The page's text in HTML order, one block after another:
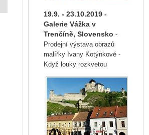
19.9. - 23.10.2019 -
Galerie Vážka v
Trenčíně, Slovensko -
Prodejní výstava obrazů
malířky Ivany Kotýnkové -
Když louky rozkvetou